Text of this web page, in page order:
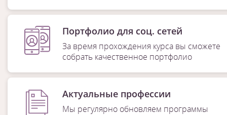
Портфолио для соц. сетей
За время прохождения курса вы сможете
собрать качественное портфолио
Актуальные профессии
Мы регулярно обновляем программы